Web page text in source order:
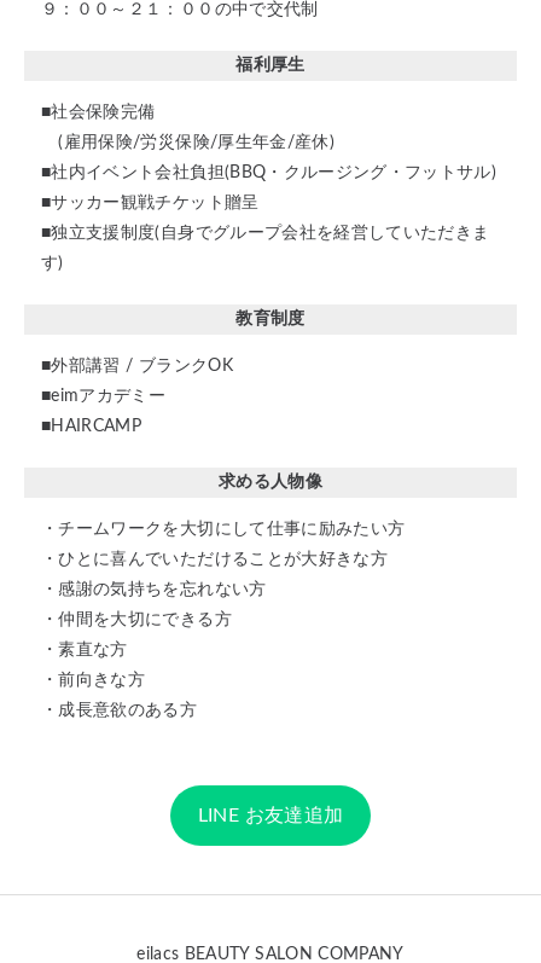
９：００～２１：００の中で交代制
福利厚生
■社会保険完備
(雇用保険/労災保険/厚生年金/産休)
■社内イベント会社負担(BBQ・クルージング・フットサル)
■サッカー観戦チケット贈呈
■独立支援制度(自身でグループ会社を経営していただきま
す)
教育制度
■外部講習 / ブランクOK
■eimアカデミー
■HAIRCAMP
求める人物像
・チームワークを大切にして仕事に励みたい方
・ひとに喜んでいただけることが大好きな方
・感謝の気持ちを忘れない方
・仲間を大切にできる方
・素直な方
・前向きな方
・成長意欲のある方
LINE お友達追加
eilacs BEAUTY SALON COMPANY